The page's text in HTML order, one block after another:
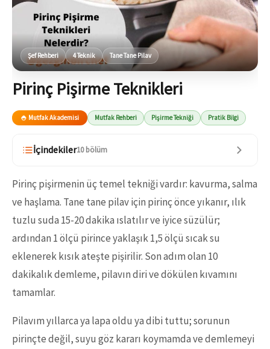
Pirinç Pişirme Teknikleri
🍚 Mutfak Akademisi Mutfak Rehberi Pişirme Tekniği Pratik Bilgi
İçindekiler10 bölüm
Pirinç pişirmenin üç temel tekniği vardır: kavurma, salma
ve haşlama. Tane tane pilav için pirinç önce yıkanır, ılık
tuzlu suda 15-20 dakika ıslatılır ve iyice süzülür;
ardından 1 ölçü pirince yaklaşık 1,5 ölçü sıcak su
eklenerek kısık ateşte pişirilir. Son adım olan 10
dakikalık demleme, pilavın diri ve dökülen kıvamını
tamamlar.
Pilavım yıllarca ya lapa oldu ya dibi tuttu; sorunun
pirinçte değil, suyu göz kararı koymamda ve demlemeyi
Şef Rehberi 4 Teknik Tane Tane Pilav